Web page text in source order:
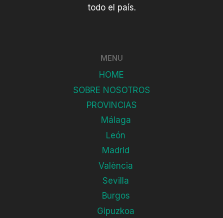
todo el país.
MENU
HOME
SOBRE NOSOTROS
PROVINCIAS
Málaga
León
Madrid
València
Sevilla
Burgos
Gipuzkoa